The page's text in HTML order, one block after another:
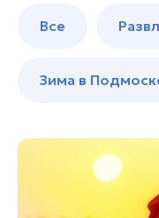
Особо
природные
Все
Зима в